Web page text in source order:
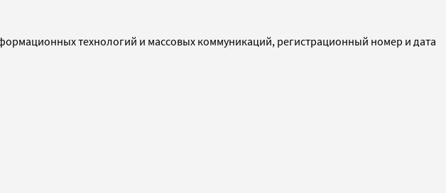
технологий и массовых коммуникаций, регистрационный номер и дата